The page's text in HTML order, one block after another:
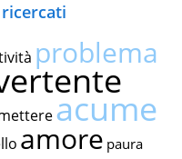
problema
acume
amore paura